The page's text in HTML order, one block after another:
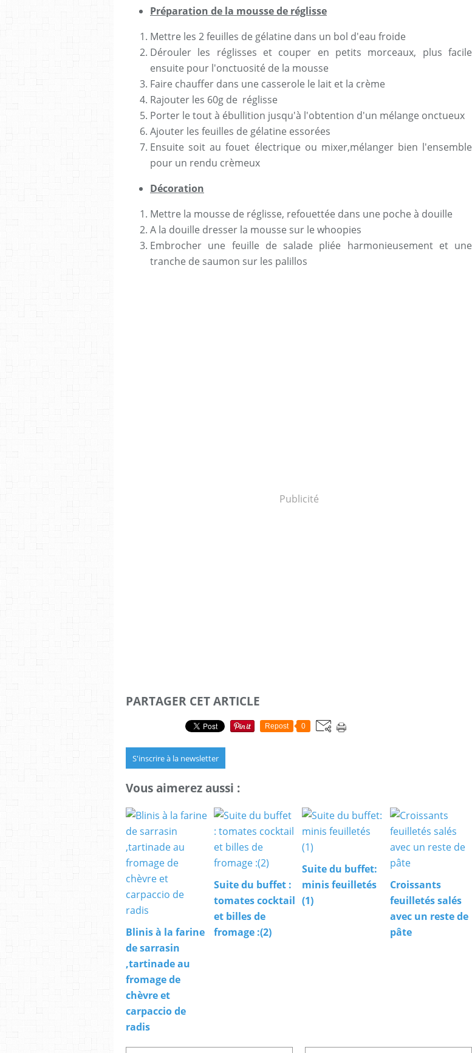
Préparation de la mousse de réglisse
Mettre les 2 feuilles de gélatine dans un bol d'eau froide
Dérouler les réglisses et couper en petits morceaux, plus facile
ensuite pour l'onctuosité de la mousse
Faire chauffer dans une casserole le lait et la crème
Rajouter les 60g de réglisse
Porter le tout à ébullition jusqu'à l'obtention d'un mélange onctueux
Ajouter les feuilles de gélatine essorées
Ensuite soit au fouet électrique ou mixer,mélanger bien l'ensemble
pour un rendu crèmeux
Décoration
Mettre la mousse de réglisse, refouettée dans une poche à douille
A la douille dresser la mousse sur le whoopies
Embrocher une feuille de salade pliée harmonieusement et une
tranche de saumon sur les palillos
Publicité
PARTAGER CET ARTICLE
Repost 0
S'inscrire à la newsletter
Vous aimerez aussi :
Blinis à la farine
de sarrasin
,tartinade au
fromage de
chèvre et
carpaccio de
radis
Suite du buffet :
tomates cocktail
et billes de
fromage :(2)
Suite du buffet:
minis feuilletés
(1)
Croissants
feuilletés salés
avec un reste de
pâte